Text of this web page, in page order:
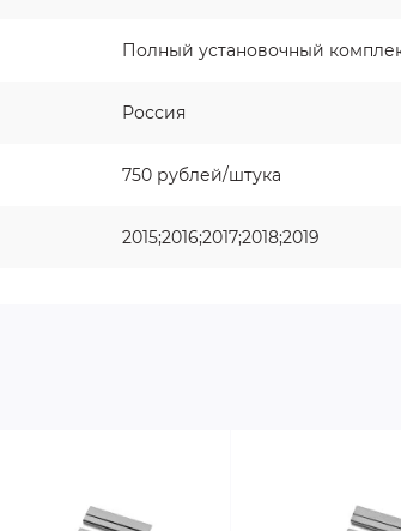
Полный установочный
Россия
750 рублей/штука
2015;2016;2017;2018;2019